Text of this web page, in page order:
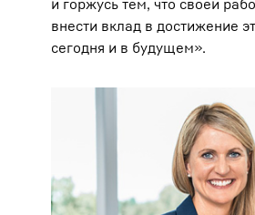
внести вклад в достижение
сегодня и в будущем».